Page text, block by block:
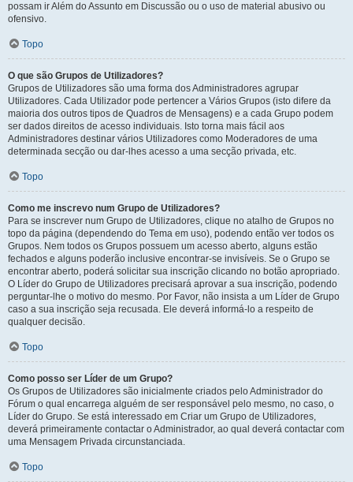
possam ir Além do Assunto em Discussão ou o uso de material abusivo ou
ofensivo.
Topo
O que são Grupos de Utilizadores?
Grupos de Utilizadores são uma forma dos Administradores agrupar
Utilizadores. Cada Utilizador pode pertencer a Vários Grupos (isto difere da
maioria dos outros tipos de Quadros de Mensagens) e a cada Grupo podem
ser dados direitos de acesso individuais. Isto torna mais fácil aos
Administradores destinar vários Utilizadores como Moderadores de uma
determinada secção ou dar-lhes acesso a uma secção privada, etc.
Topo
Como me inscrevo num Grupo de Utilizadores?
Para se inscrever num Grupo de Utilizadores, clique no atalho de Grupos no
topo da página (dependendo do Tema em uso), podendo então ver todos os
Grupos. Nem todos os Grupos possuem um acesso aberto, alguns estão
fechados e alguns poderão inclusive encontrar-se invisíveis. Se o Grupo se
encontrar aberto, poderá solicitar sua inscrição clicando no botão apropriado.
O Líder do Grupo de Utilizadores precisará aprovar a sua inscrição, podendo
perguntar-lhe o motivo do mesmo. Por Favor, não insista a um Líder de Grupo
caso a sua inscrição seja recusada. Ele deverá informá-lo a respeito de
qualquer decisão.
Topo
Como posso ser Líder de um Grupo?
Os Grupos de Utilizadores são inicialmente criados pelo Administrador do
Fórum o qual encarrega alguém de ser responsável pelo mesmo, no caso, o
Líder do Grupo. Se está interessado em Criar um Grupo de Utilizadores,
deverá primeiramente contactar o Administrador, ao qual deverá contactar com
uma Mensagem Privada circunstanciada.
Topo